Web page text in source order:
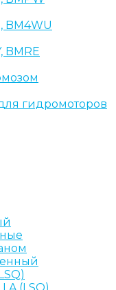
BМ4WU
BМRE
гидромоторов